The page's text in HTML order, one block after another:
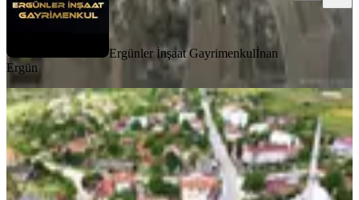
Ergünler İnşaat Gayrimenkulİnan
Ergün
Saray Kurtdere'de Tektapu 500m²
Satılık Arsa
Tekirdağ, Saray
500 m²·5.000/m²·26.05.2026